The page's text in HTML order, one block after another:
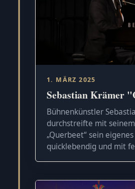
1. MÄRZ 2025
Sebastian Krämer
Bühnenkünstler
durchstreifte mit
„Querbeet“ sein
quicklebendig und mit